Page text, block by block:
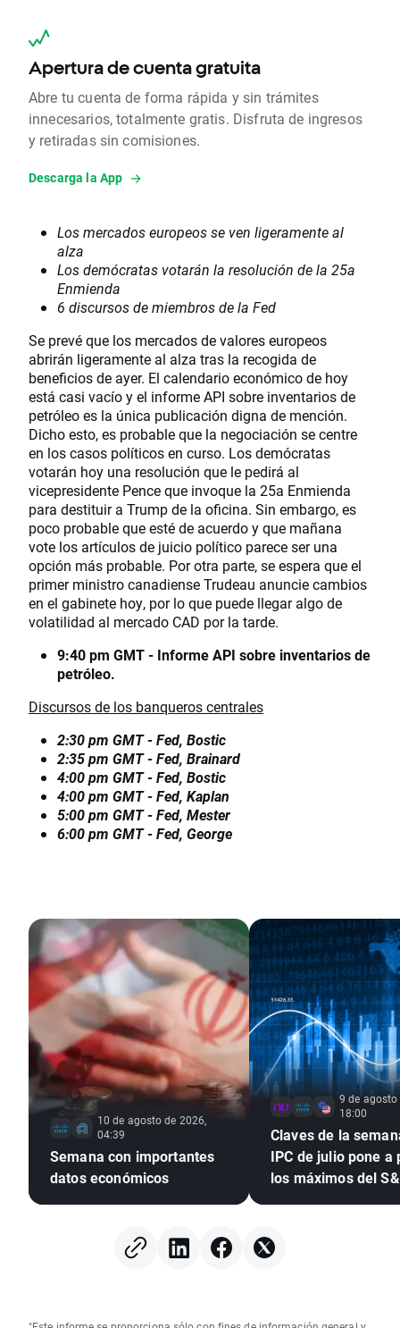
Apertura de cuenta gratuita
Abre tu cuenta de forma rápida y sin trámites
innecesarios, totalmente gratis. Disfruta de ingresos
y retiradas sin comisiones.
Descarga la App
Los mercados europeos se ven ligeramente al
alza
Los demócratas votarán la resolución de la 25a
Enmienda
6 discursos de miembros de la Fed
Se prevé que los mercados de valores europeos
abrirán ligeramente al alza tras la recogida de
beneficios de ayer. El calendario económico de hoy
está casi vacío y el informe API sobre inventarios de
petróleo es la única publicación digna de mención.
Dicho esto, es probable que la negociación se centre
en los casos políticos en curso. Los demócratas
votarán hoy una resolución que le pedirá al
vicepresidente Pence que invoque la 25a Enmienda
para destituir a Trump de la oficina. Sin embargo, es
poco probable que esté de acuerdo y que mañana
vote los artículos de juicio político parece ser una
opción más probable. Por otra parte, se espera que el
primer ministro canadiense Trudeau anuncie cambios
en el gabinete hoy, por lo que puede llegar algo de
volatilidad al mercado CAD por la tarde.
9:40 pm GMT - Informe API sobre inventarios de
petróleo.
Discursos de los banqueros centrales
2:30 pm GMT - Fed, Bostic
2:35 pm GMT - Fed, Brainard
4:00 pm GMT - Fed, Bostic
4:00 pm GMT - Fed, Kaplan
5:00 pm GMT - Fed, Mester
6:00 pm GMT - Fed, George
10 de agosto de 2026,
04:39
Semana con importantes
datos económicos
9 de agosto
18:00
Claves de la
IPC de julio pone a
los máximos del